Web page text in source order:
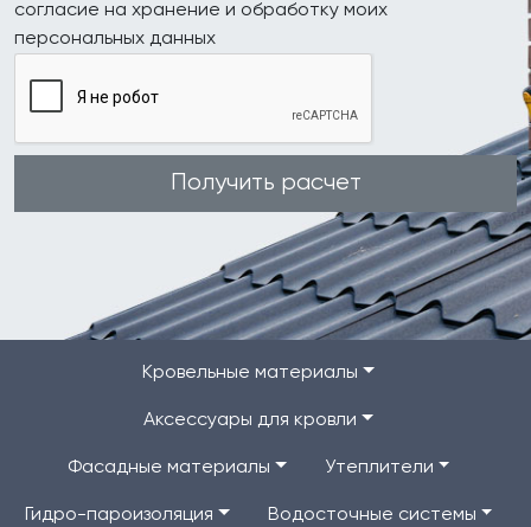
согласие на хранение и обработку моих
персональных данных
Получить расчет
Кровельные материалы
Аксессуары для кровли
Фасадные материалы Утеплители
Гидро-пароизоляция Водосточные системы